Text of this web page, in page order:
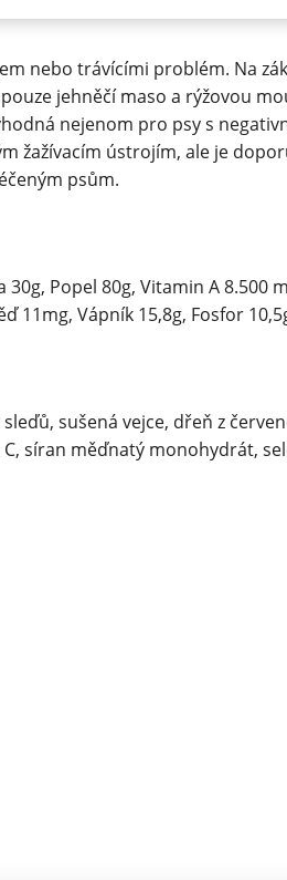
nebo trávícími problém. Na
jehněčí maso a rýžovou
nejenom pro psy s
žažívacím ústrojím, ale je
psům.
Popel 80g, Vitamin A 8.500
11mg, Vápník 15,8g, Fosfor
sušená vejce, dřeň z
síran měďnatý monohydrát,